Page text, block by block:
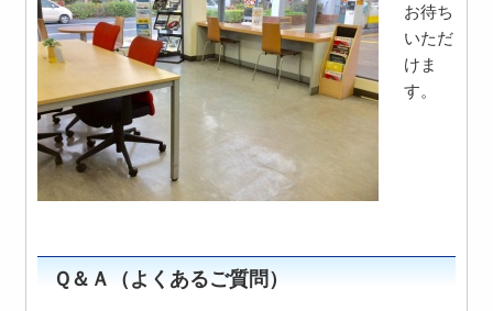
お待ち
いただ
けま
す。
Ｑ＆Ａ（よくあるご質問）